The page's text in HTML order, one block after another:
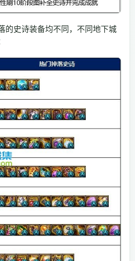
的史诗装备均不同，不同地下城